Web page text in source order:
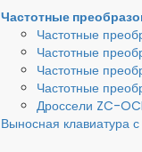
Частотные
Частотные
Частотные
Частотные
Частотные
Дроссели ZC-
Выносная клавиатура